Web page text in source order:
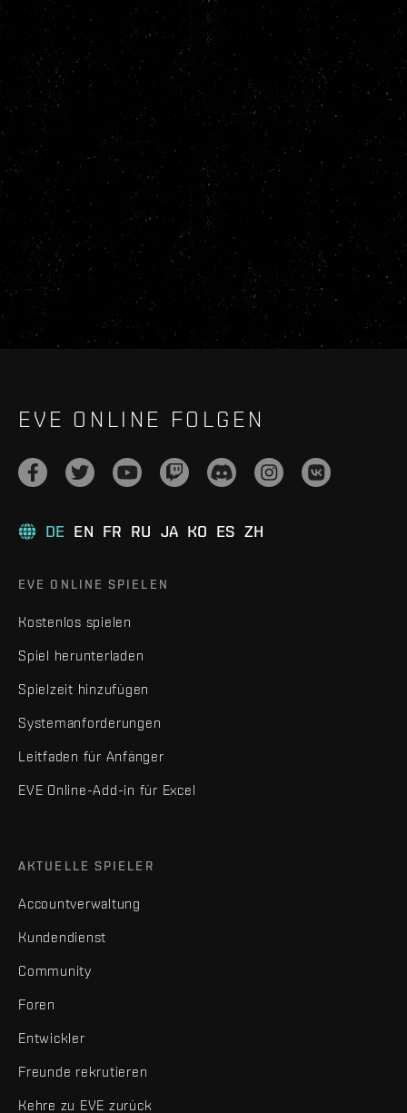
EVE ONLINE FOLGEN
DE EN FR RU JA KO ES ZH
EVE ONLINE SPIELEN
Kostenlos spielen
Spiel herunterladen
Spielzeit hinzufügen
Systemanforderungen
Leitfaden für Anfänger
EVE Online-Add-in für Excel
AKTUELLE SPIELER
Accountverwaltung
Kundendienst
Community
Foren
Entwickler
Freunde rekrutieren
Kehre zu EVE zurück